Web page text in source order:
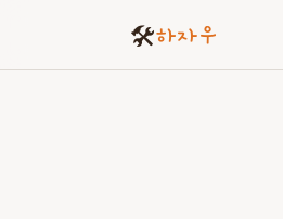
🛠️하자우